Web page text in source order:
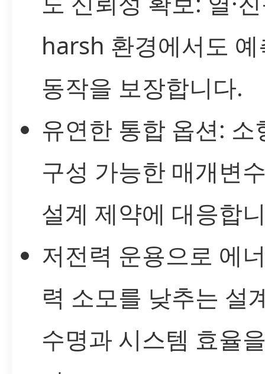
harsh 환경에서도
동작을 보장합니다.
유연한 통합 옵션: 소
구성 가능한 매개변
설계 제약에 대응합
저전력 운용으로 에
력 소모를 낮추는 설
수명과 시스템 효율